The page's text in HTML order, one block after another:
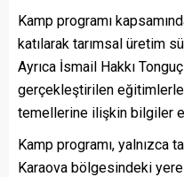
Kamp programı
katılarak tarımsal üretim
Ayrıca İsmail Hakkı
gerçekleştirilen eğitimlerle
temellerine ilişkin bilgiler
Kamp programı, yalnızca
Karaova bölgesindeki